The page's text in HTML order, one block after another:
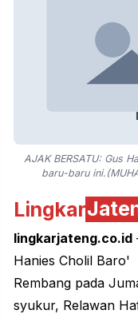
AJAK BERSATU: Gus
baru-baru
Lingkar
lingkarjateng.co.id
Hanies Cholil Baro'
Rembang pada
syukur, Relawan